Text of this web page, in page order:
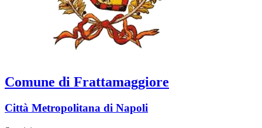
Comune di Frattamaggiore
Città Metropolitana di Napoli